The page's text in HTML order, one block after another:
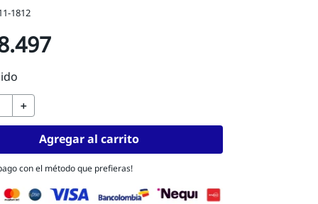
1812
.497
＋
Agregar al carrito
con el método que prefieras!